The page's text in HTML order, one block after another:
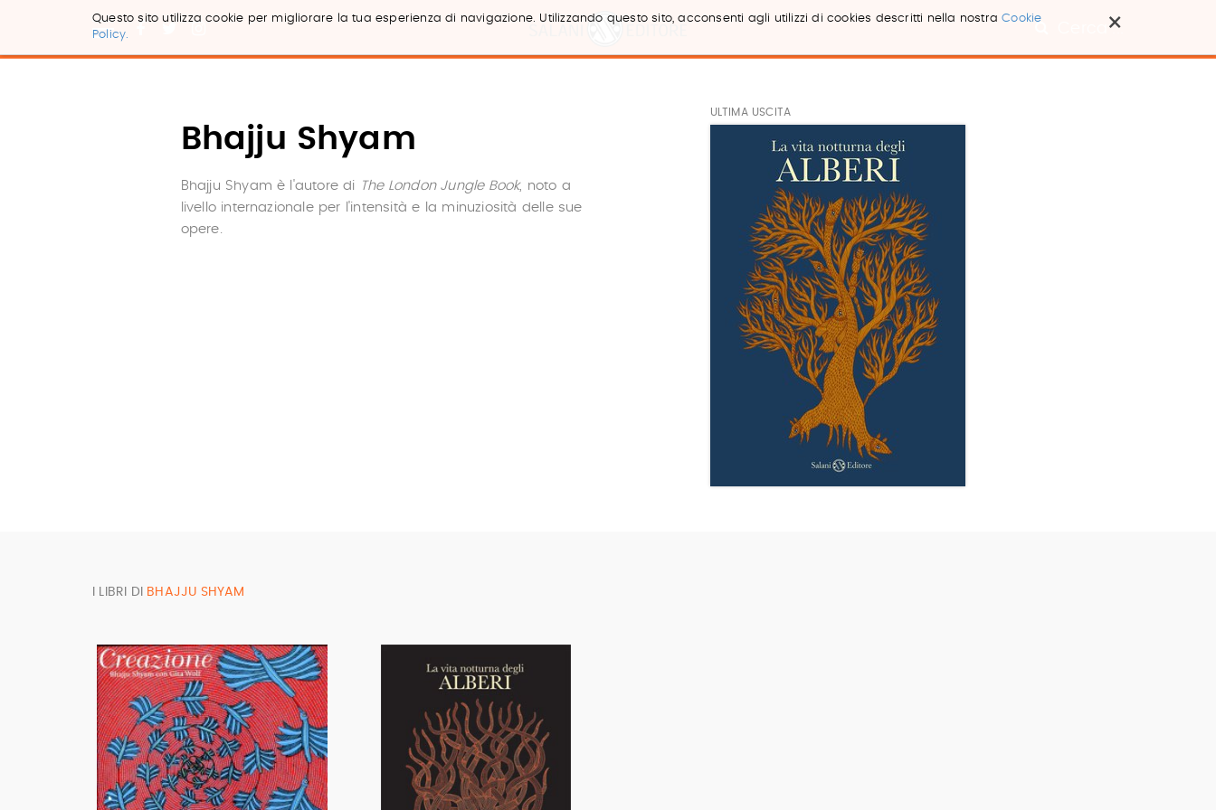
×
Questo sito utilizza cookie per migliorare la tua esperienza di navigazione. Utilizzando questo sito, acconsenti agli utilizzi di cookies descritti nella nostraCookie
Policy.
Cerca ...
Bhajju Shyam
Bhajju Shyam è l'autore di The London Jungle Book, noto a
livello internazionale per l'intensità e la minuziosità delle sue
opere.
ULTIMA USCITA
I LIBRI DI BHAJJU SHYAM